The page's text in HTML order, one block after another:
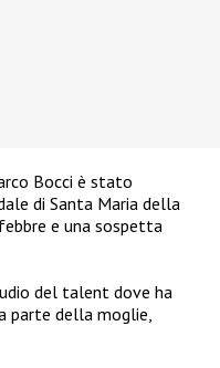
Bocci è stato
di Santa Maria della
e una sospetta
del talent dove ha
parte della moglie,